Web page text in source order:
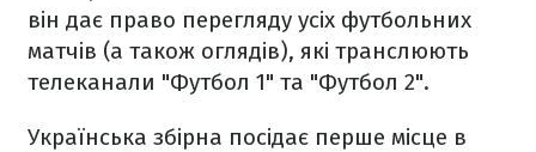
він дає право перегляду усіх футбольних
матчів (а також оглядів), які транслюють
телеканали "Футбол 1" та "Футбол 2".
Українська збірна посідає перше місце в